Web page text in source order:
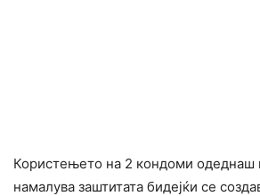
Користењето на 2 кондоми одеднаш
намалува заштитата бидејќи се